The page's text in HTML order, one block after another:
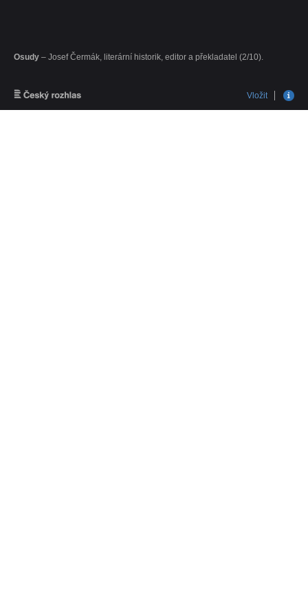
Osudy – Josef Čermák, literární historik, editor a překladatel (2/10).
Vložit